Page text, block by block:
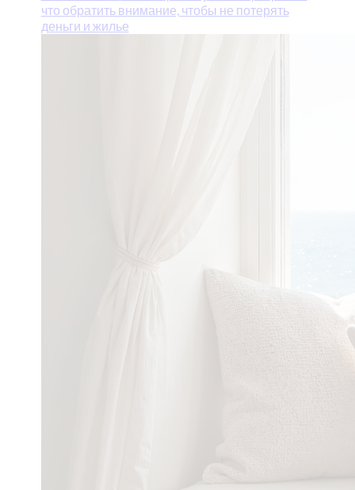
что обратить внимание, чтобы не потерять
деньги и жилье